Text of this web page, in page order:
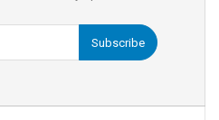
Subscribe